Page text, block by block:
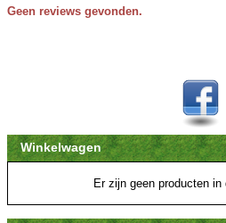
Geen reviews gevonden.
Winkelwagen
Er zijn geen producten in